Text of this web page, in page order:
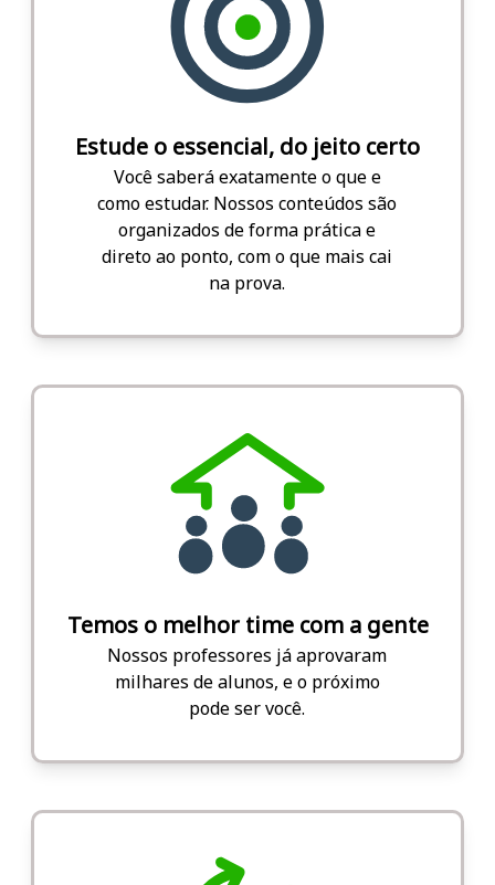
Estude o essencial, do jeito certo
Você saberá exatamente o que e
como estudar. Nossos conteúdos são
organizados de forma prática e
direto ao ponto, com o que mais cai
na prova.
Temos o melhor time com a gente
Nossos professores já aprovaram
milhares de alunos, e o próximo
pode ser você.